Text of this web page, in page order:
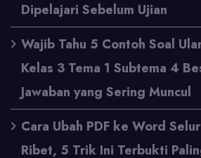
Dipelajari Sebelum Ujian
Wajib Tahu 5 Contoh Soal
Kelas 3 Tema 1 Subtema 4
Jawaban yang Sering Muncul
Cara Ubah PDF ke Word
Ribet, 5 Trik Ini Terbukti